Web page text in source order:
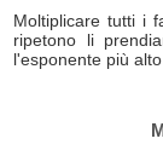
Moltiplicare tutti i
ripetono li
l'esponente più